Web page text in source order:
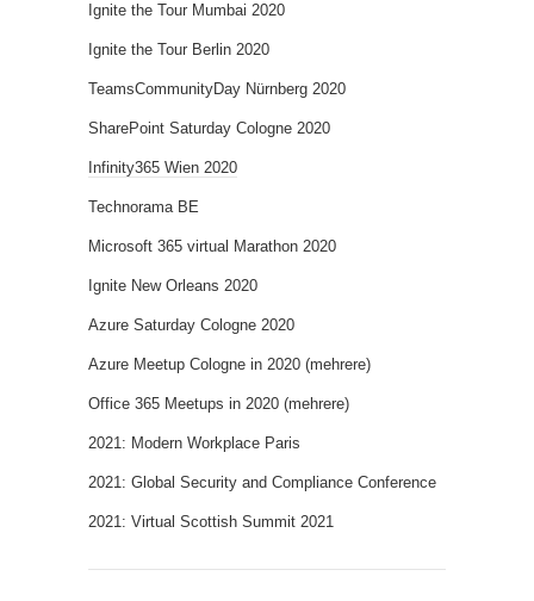
Ignite the Tour Mumbai 2020
Ignite the Tour Berlin 2020
TeamsCommunityDay Nürnberg 2020
SharePoint Saturday Cologne 2020
Infinity365 Wien 2020
Technorama BE
Microsoft 365 virtual Marathon 2020
Ignite New Orleans 2020
Azure Saturday Cologne 2020
Azure Meetup Cologne in 2020 (mehrere)
Office 365 Meetups in 2020 (mehrere)
2021: Modern Workplace Paris
2021: Global Security and Compliance Conference
2021: Virtual Scottish Summit 2021